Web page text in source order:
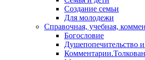
Создание семьи
Для молодежи
Справочная, учебная,
Богословие
Душепопечительство